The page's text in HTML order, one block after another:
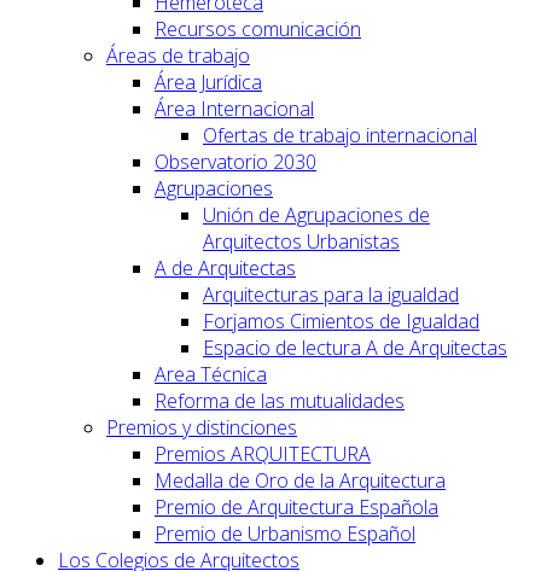
Recursos comunicación
Áreas de trabajo
Área Jurídica
Área Internacional
Ofertas de trabajo internacional
Observatorio 2030
Agrupaciones
Unión de Agrupaciones de
Arquitectos Urbanistas
A de Arquitectas
Arquitecturas para la igualdad
Forjamos Cimientos de Igualdad
Espacio de lectura A de Arquitectas
Area Técnica
Reforma de las mutualidades
Premios y distinciones
Premios ARQUITECTURA
Medalla de Oro de la Arquitectura
Premio de Arquitectura Española
Premio de Urbanismo Español
Los Colegios de Arquitectos